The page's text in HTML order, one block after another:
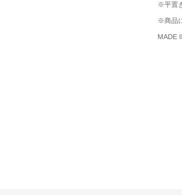
※平置
※商品
MADE